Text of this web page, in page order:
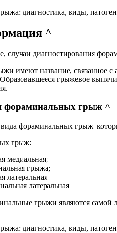
^
случаи диагностирования
имеют название, связанное с
грыжевое
фораминальных грыж ^
фораминальных грыж,
грыж:
медиальная;
грыжа;
латеральная
латеральная.
грыжи являются самой